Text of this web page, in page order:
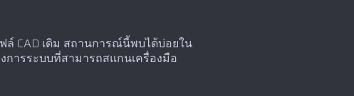
CAD เดิม สถานการณ์นี้พบได้บ่อยใน
ารระบบที่สามารถสแกนเครื่องมือ